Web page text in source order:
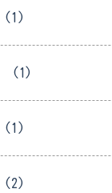
(1)
(1)
(1)
(2)